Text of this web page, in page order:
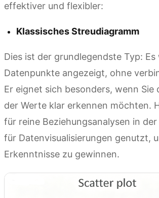
effektiver und flexibler:
Klassisches Streudiagramm
Dies ist der grundlegendste Typ:
Datenpunkte angezeigt, ohne
Er eignet sich besonders, wenn Sie
der Werte klar erkennen möchten.
für reine Beziehungsanalysen in
für Datenvisualisierungen genutzt,
Erkenntnisse zu gewinnen.